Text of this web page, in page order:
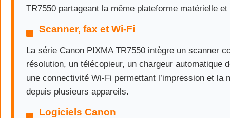
TR7550 partageant la même plateforme matérielle
Scanner, fax et Wi-Fi
La série Canon PIXMA TR7550 intègre un scanner
résolution, un télécopieur, un chargeur automatique
une connectivité Wi-Fi permettant l’impression et la
depuis plusieurs appareils.
Logiciels Canon